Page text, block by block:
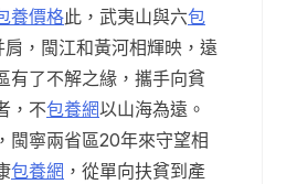
養價格此，武夷山與六包
肩，閩江和黃河相輝映，遠
有了不解之緣，攜手向貧
，不包養網以山海為遠。
閩寧兩省區20年來守望相
包養網 ，從單向扶貧到產